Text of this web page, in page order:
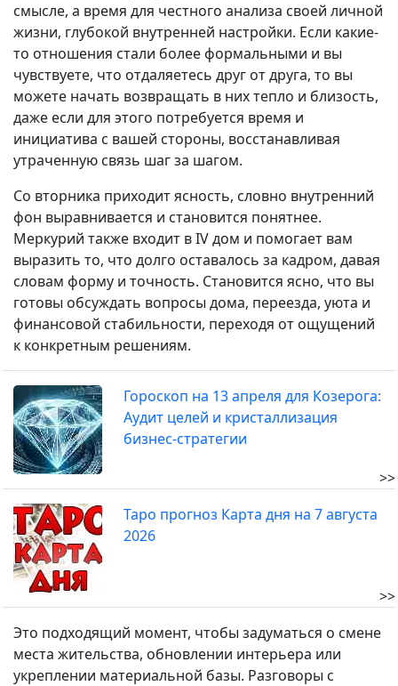
смысле, а время для честного анализа своей личной
жизни, глубокой внутренней настройки. Если какие-
то отношения стали более формальными и вы
чувствуете, что отдаляетесь друг от друга, то вы
можете начать возвращать в них тепло и близость,
даже если для этого потребуется время и
инициатива с вашей стороны, восстанавливая
утраченную связь шаг за шагом.
Со вторника приходит ясность, словно внутренний
фон выравнивается и становится понятнее.
Меркурий также входит в IV дом и помогает вам
выразить то, что долго оставалось за кадром, давая
словам форму и точность. Становится ясно, что вы
готовы обсуждать вопросы дома, переезда, уюта и
финансовой стабильности, переходя от ощущений
к конкретным решениям.
Гороскоп на 13 апреля для Козерога:
Аудит целей и кристаллизация
бизнес-стратегии
>>
Таро прогноз Карта дня на 7 августа
2026
>>
Это подходящий момент, чтобы задуматься о смене
места жительства, обновлении интерьера или
укреплении материальной базы. Разговоры с